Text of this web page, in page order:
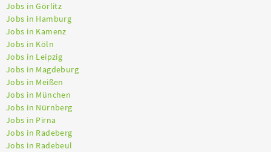
Jobs in Görlitz
Jobs in Hamburg
Jobs in Kamenz
Jobs in Köln
Jobs in Leipzig
Jobs in Magdeburg
Jobs in Meißen
Jobs in München
Jobs in Nürnberg
Jobs in Pirna
Jobs in Radeberg
Jobs in Radebeul